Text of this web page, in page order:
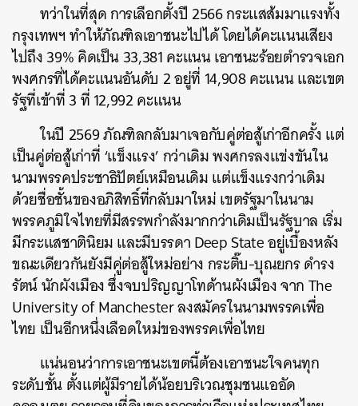
ทว่าในที่สุด การเลือกตั้งปี 2566 กระแสส้มมาแรงทั้ง
กรุงเทพฯ ทำให้ภัณฑิลเอาชนะไปได้ โดยได้คะแนนเสียง
ไปถึง 39% คิดเป็น 33,381 คะแนน เอาชนะร้อยตำรวจเอก
พงศกรที่ได้คะแนนอันดับ 2 อยู่ที่ 14,908 คะแนน และเขต
รัฐที่เข้าที่ 3 ที่ 12,992 คะแนน
ในปี 2569 ภัณฑิลกลับมาเจอกับคู่ต่อสู้เก่าอีกครั้ง แต่
เป็นคู่ต่อสู้เก่าที่ ‘แข็งแรง’ กว่าเดิม พงศกรลงแข่งขันใน
นามพรรคประชาธิปัตย์เหมือนเดิม แต่แข็งแรงกว่าเดิม
ด้วยชื่อชั้นของอภิสิทธิ์ที่กลับมาใหม่ เขตรัฐมาในนาม
พรรคภูมิใจไทยที่มีสรรพกำลังมากกว่าเดิมเป็นรัฐบาล เริ่ม
มีกระแสชาตินิยม และมีบรรดา Deep State อยู่เบื้องหลัง
ขณะเดียวกันยังมีคู่ต่อสู้ใหม่อย่าง กระติ๊บ-บุณยกร ดำรง
รัตน์ นักผังเมือง ซึ่งจบปริญญาโทด้านผังเมือง จาก The
University of Manchester ลงสมัครในนามพรรคเพื่อ
ไทย เป็นอีกหนึ่งเลือดใหม่ของพรรคเพื่อไทย
แน่นอนว่าการเอาชนะเขตนี้ต้องเอาชนะใจคนทุก
ระดับชั้น ตั้งแต่ผู้มีรายได้น้อยบริเวณชุมชนแออัด